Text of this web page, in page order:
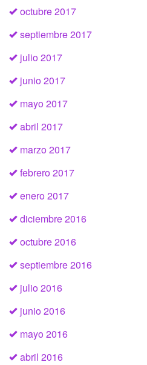
octubre 2017
septiembre 2017
julio 2017
junio 2017
mayo 2017
abril 2017
marzo 2017
febrero 2017
enero 2017
diciembre 2016
octubre 2016
septiembre 2016
julio 2016
junio 2016
mayo 2016
abril 2016